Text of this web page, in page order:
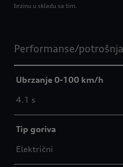
brzinu u skladu sa tim.
Performanse/potrošnja
Ubrzanje 0-100 km/h
4.1 s
Tip goriva
Električni